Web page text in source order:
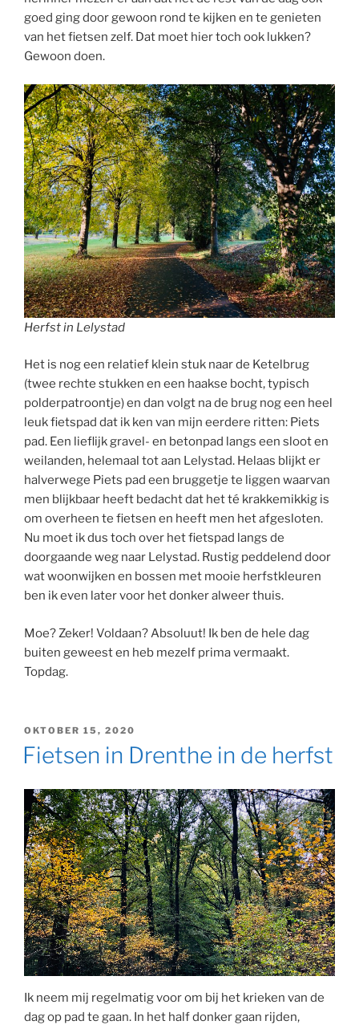
goed ging door gewoon rond te kijken en te genieten
van het fietsen zelf. Dat moet hier toch ook lukken?
Gewoon doen.
Herfst in Lelystad
Het is nog een relatief klein stuk naar de Ketelbrug
(twee rechte stukken en een haakse bocht, typisch
polderpatroontje) en dan volgt na de brug nog een heel
leuk fietspad dat ik ken van mijn eerdere ritten: Piets
pad. Een lieflijk gravel- en betonpad langs een sloot en
weilanden, helemaal tot aan Lelystad. Helaas blijkt er
halverwege Piets pad een bruggetje te liggen waarvan
men blijkbaar heeft bedacht dat het té krakkemikkig is
om overheen te fietsen en heeft men het afgesloten.
Nu moet ik dus toch over het fietspad langs de
doorgaande weg naar Lelystad. Rustig peddelend door
wat woonwijken en bossen met mooie herfstkleuren
ben ik even later voor het donker alweer thuis.
Moe? Zeker! Voldaan? Absoluut! Ik ben de hele dag
buiten geweest en heb mezelf prima vermaakt.
Topdag.
GEPLAATST
OP
OKTOBER 15, 2020
Fietsen in Drenthe in de herfst
Ik neem mij regelmatig voor om bij het krieken van de
dag op pad te gaan. In het half donker gaan rijden,